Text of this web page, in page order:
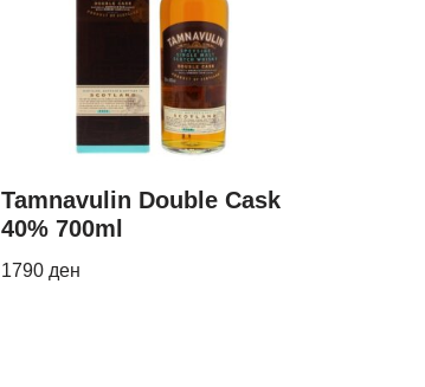
Tamnavulin Double Cask
40% 700ml
1790 ден